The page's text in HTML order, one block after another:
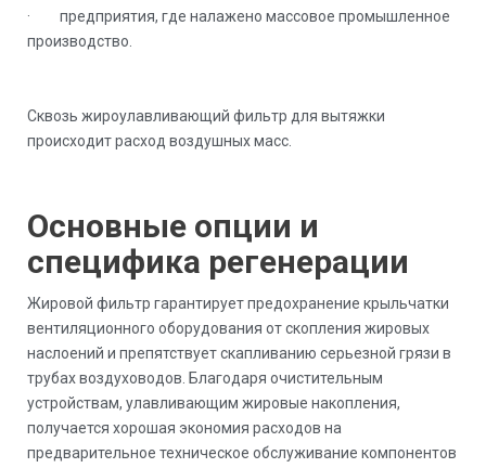
· предприятия, где налажено массовое промышленное
производство.
Сквозь жироулавливающий фильтр для вытяжки
происходит расход воздушных масс.
Основные опции и
специфика регенерации
Жировой фильтр гарантирует предохранение крыльчатки
вентиляционного оборудования от скопления жировых
наслоений и препятствует скапливанию серьезной грязи в
трубах воздуховодов. Благодаря очистительным
устройствам, улавливающим жировые накопления,
получается хорошая экономия расходов на
предварительное техническое обслуживание компонентов